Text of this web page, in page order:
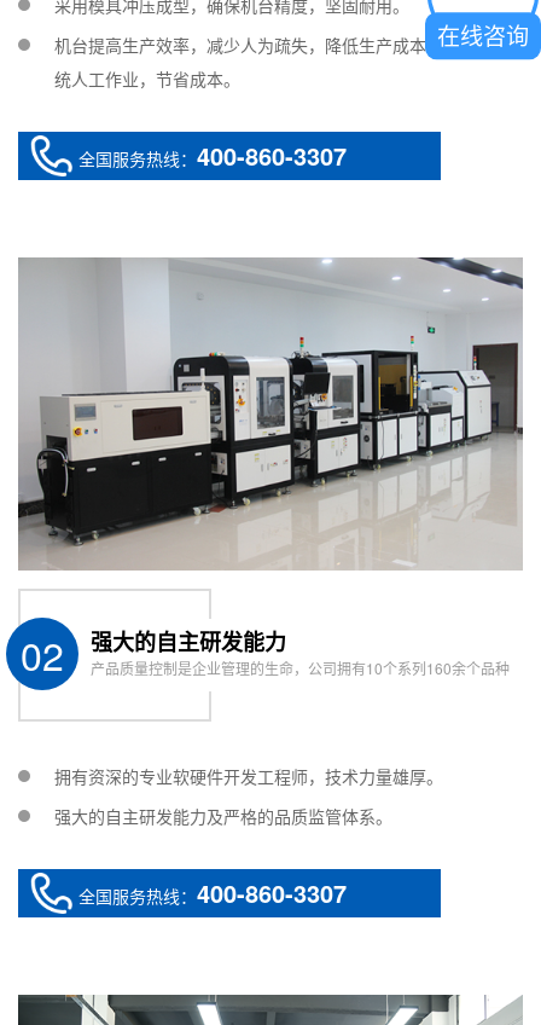
采用模具冲压成型，确保机台精度，坚固耐用。
机台提高生产效率，减少人为疏失，降低生产成本；可代替传
统人工作业，节省成本。
全国服务热线： 400-860-3307
02 强大的自主研发能力
产品质量控制是企业管理的生命，公司拥有10个系列160余个品种
拥有资深的专业软硬件开发工程师，技术力量雄厚。
强大的自主研发能力及严格的品质监管体系。
全国服务热线： 400-860-3307
在线咨询